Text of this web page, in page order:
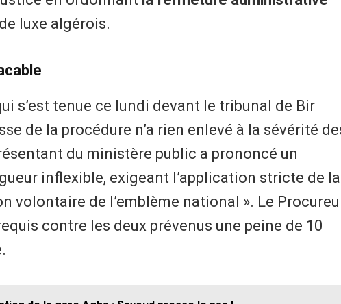
luxe algérois.
s’est tenue ce lundi devant le tribunal de Bir
de la procédure n’a rien enlevé à la sévérité
du ministère public a prononcé un
inflexible, exigeant l’application stricte de la
volontaire de l’emblème national ». Le
contre les deux prévenus une peine de 10